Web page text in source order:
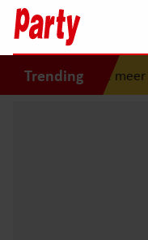
Trending
meer vergeten